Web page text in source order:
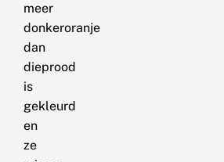
meer
donkeroranje
dan
dieprood
is
gekleurd
en
ze